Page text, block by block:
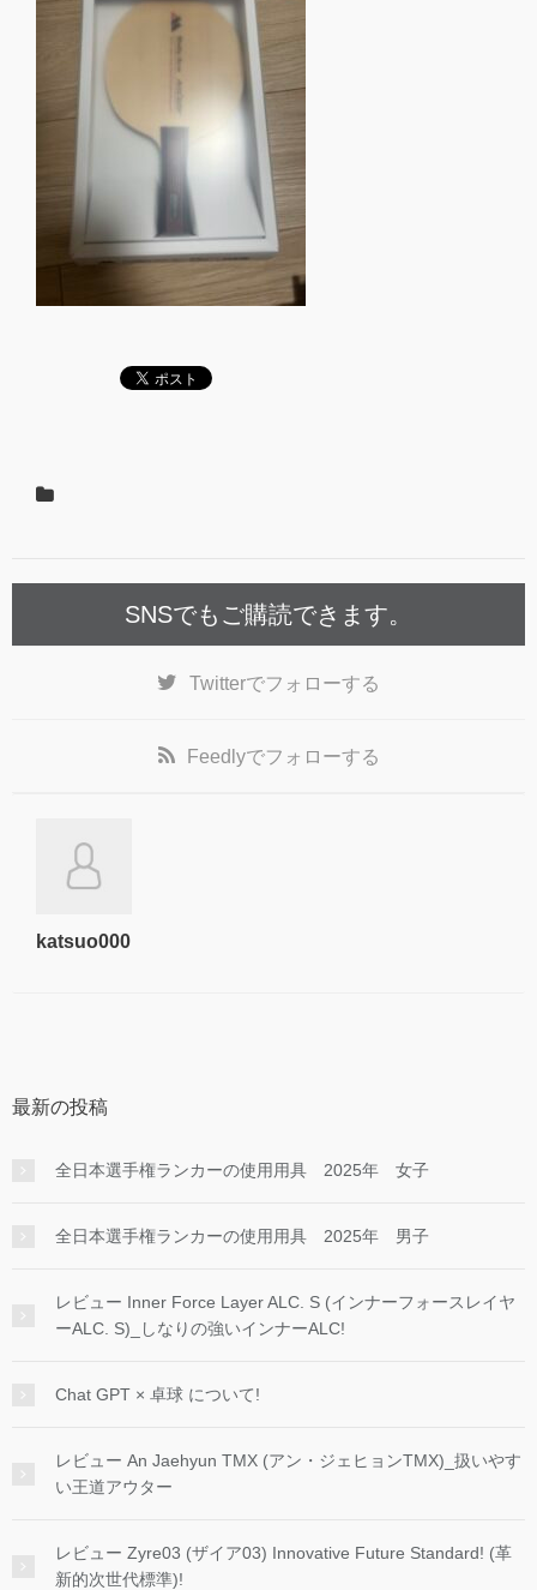
SNSでもご購読できます。
Twitterでフォローする
Feedlyでフォローする
katsuo000
最新の投稿
全日本選手権ランカーの使用用具 2025年 女子
全日本選手権ランカーの使用用具 2025年 男子
レビュー Inner Force Layer ALC. S (インナーフォースレイヤ
ーALC. S)_しなりの強いインナーALC!
Chat GPT × 卓球 について!
レビュー An Jaehyun TMX (アン・ジェヒョンTMX)_扱いやす
い王道アウター
レビュー Zyre03 (ザイア03) Innovative Future Standard! (革
新的次世代標準)!